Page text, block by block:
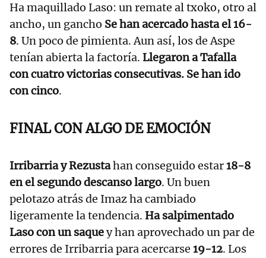
Ha maquillado Laso: un remate al txoko, otro al
ancho, un gancho Se han acercado hasta el 16-
8. Un poco de pimienta. Aun así, los de Aspe
tenían abierta la factoría. Llegaron a Tafalla
con cuatro victorias consecutivas. Se han ido
con cinco.
FINAL CON ALGO DE EMOCIÓN
Irribarria y Rezustahan conseguido estar18-8
en el segundo descanso largo. Un buen
pelotazo atrás de Imaz ha cambiado
ligeramente la tendencia. Ha salpimentado
Laso con un saquey han aprovechado un par de
errores de Irribarria para acercarse 19-12. Los